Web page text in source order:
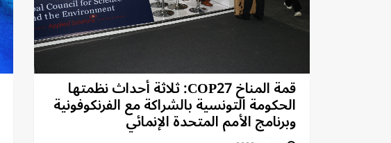
قمة المناخ COP27: ثلاثة أحداث نظمتها
الحكومة التونسية بالشراكة مع الفرنكوفونية
وبرنامج الأمم المتحدة الإنمائي